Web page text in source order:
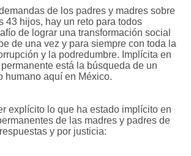
de los padres y madres sobre
43 hijos, hay un reto para todos
de lograr una transformación social
de una vez y para siempre con toda la
y la podredumbre. Implícita en
está la búsqueda de un
humano aquí en México.
explícito lo que ha estado implícito en
de las madres y padres de
y por justicia: